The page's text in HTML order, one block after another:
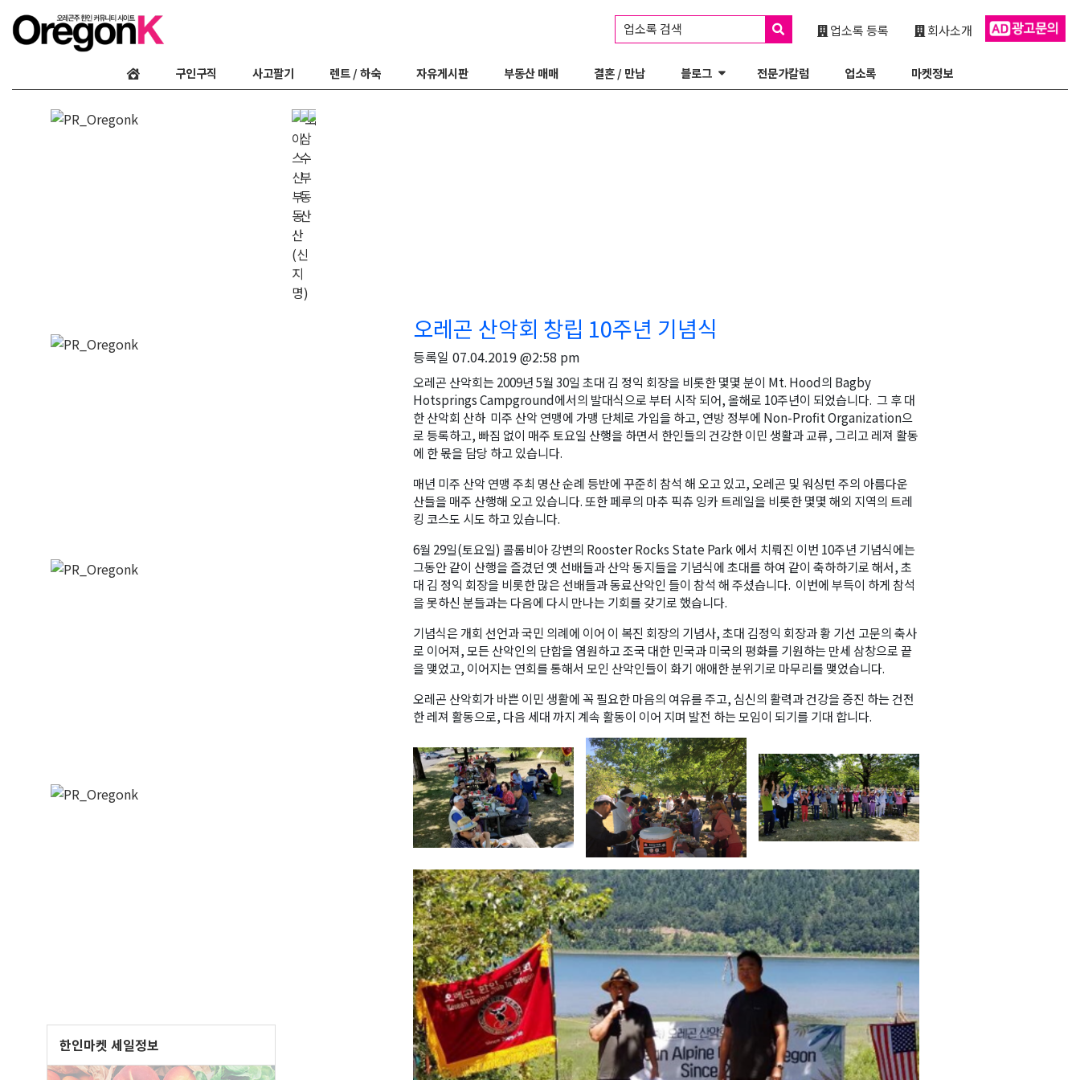
회사소개
업소록 등록
업소록 검색
구인구직 사고팔기 렌트 / 하숙 자유게시판 부동산 매매 결혼 / 만남 블로그 전문가칼럼 업소록 마켓정보
한인마켓 세일정보
오레곤 산악회 창립 10주년 기념식
등록일07.04.2019 @2:58 pm
오레곤 산악회는 2009년 5월 30일 초대 김 정익 회장을 비롯한 몇몇 분이 Mt. Hood의 Bagby
Hotsprings Campground에서의 발대식으로 부터 시작 되어, 올해로 10주년이 되었습니다. 그 후 대
한 산악회 산하 미주 산악 연맹에 가맹 단체로 가입을 하고, 연방 정부에 Non-Profit Organization으
로 등록하고, 빠짐 없이 매주 토요일 산행을 하면서 한인들의 건강한 이민 생활과 교류, 그리고 레져 활동
에 한 몫을 담당 하고 있습니다.
매년 미주 산악 연맹 주최 명산 순례 등반에 꾸준히 참석 해 오고 있고, 오레곤 및 워싱턴 주의 아름다운
산들을 매주 산행해 오고 있습니다. 또한 페루의 마추 픽츄 잉카 트레일을 비롯한 몇몇 해외 지역의 트레
킹 코스도 시도 하고 있습니다.
6월 29일(토요일) 콜롬비아 강변의 Rooster Rocks State Park 에서 치뤄진 이번 10주년 기념식에는
그동안 같이 산행을 즐겼던 옛 선배들과 산악 동지들을 기념식에 초대를 하여 같이 축하하기로 해서, 초
대 김 정익 회장을 비롯한 많은 선배들과 동료산악인 들이 참석 해 주셨습니다. 이번에 부득이 하게 참석
을 못하신 분들과는 다음에 다시 만나는 기회를 갖기로 했습니다.
기념식은 개회 선언과 국민 의례에 이어 이 복진 회장의 기념사, 초대 김정익 회장과 황 기선 고문의 축사
로 이어져, 모든 산악인의 단합을 염원하고 조국 대한 민국과 미국의 평화를 기원하는 만세 삼창으로 끝
을 맺었고, 이어지는 연회를 통해서 모인 산악인들이 화기 애애한 분위기로 마무리를 맺었습니다.
오레곤 산악회가 바쁜 이민 생활에 꼭 필요한 마음의 여유를 주고, 심신의 활력과 건강을 증진 하는 건전
한 레져 활동으로, 다음 세대 까지 계속 활동이 이어 지며 발전 하는 모임이 되기를 기대 합니다.